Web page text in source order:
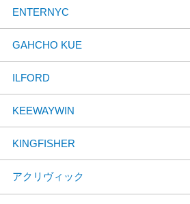
ENTERNYC
GAHCHO KUE
ILFORD
KEEWAYWIN
KINGFISHER
アクリヴィック